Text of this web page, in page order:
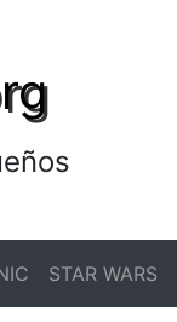
STAR WARS